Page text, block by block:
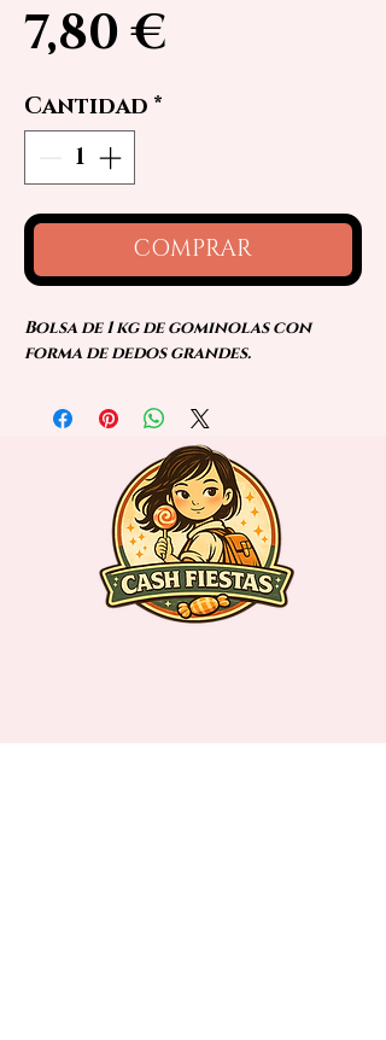
7,80 €
Cantidad *
COMPRAR
Bolsa de 1 kg de gominolas con
forma de dedos grandes.